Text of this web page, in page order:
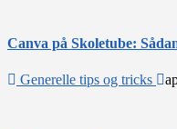
Canva på Skoletube:
Generelle tips og tricks